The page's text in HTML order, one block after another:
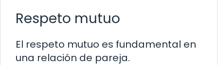
Respeto mutuo
El respeto mutuo es fundamental en
una relación de pareja.